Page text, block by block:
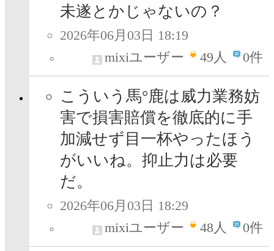
未遂とかじゃないの？
2026年06月03日 18:19
mixiユーザー
49人 0件
こういう馬°鹿は威力業務妨
害で損害賠償を徹底的に手
加減せず目一杯やったほう
がいいね。抑止力は必要
だ。
2026年06月03日 18:29
mixiユーザー
48人 0件